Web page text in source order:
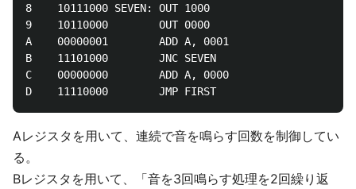
8    10111000 SEVEN: OUT 1000
9    10110000        OUT 0000
A    00000001        ADD A, 0001
B    11101000        JNC SEVEN
C    00000000        ADD A, 0000
Aレジスタを用いて、連続で音を鳴らす回数を制御してい
る。
Bレジスタを用いて、「音を3回鳴らす処理を2回繰り返